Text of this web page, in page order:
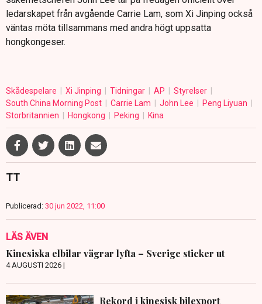
ledarskapet från avgående Carrie Lam, som Xi Jinping också
väntas möta tillsammans med andra högt uppsatta
hongkongeser.
Skådespelare Xi Jinping Tidningar AP
Styrelser
South China Morning Post
Carrie Lam John Lee
Peng Liyuan
Storbritannien
Hongkong Peking Kina
TT
Publicerad: 30 jun 2022, 11:00
LÄS ÄVEN
Kinesiska elbilar vägrar lyfta – Sverige sticker ut
4 AUGUSTI 2026 |
Rekord i kinesisk bilexport